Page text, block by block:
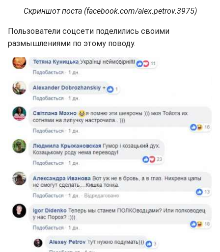
Скриншот поста (facebook.com/alex.petrov.3975)
Пользователи соцсети поделились своими
размышлениями по этому поводу.